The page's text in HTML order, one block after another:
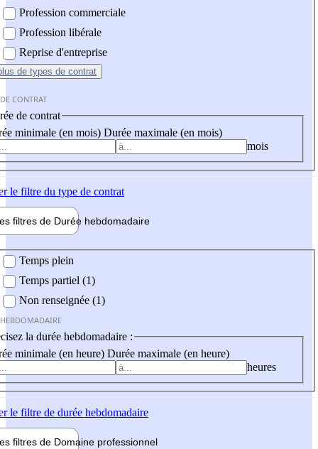
Profession commerciale
Profession libérale
Reprise d'entreprise
de types de contrat
CONTRAT
de contrat
minimale (en mois) Durée maximale (en mois)
mois
le filtre du type de contrat
filtres de Durée hebdomadaire
Temps plein
Temps partiel (1)
Non renseignée (1)
la durée hebdomadaire :
minimale (en heure) Durée maximale (en heure)
heures
le filtre de durée hebdomadaire
filtres de Domaine professionnel